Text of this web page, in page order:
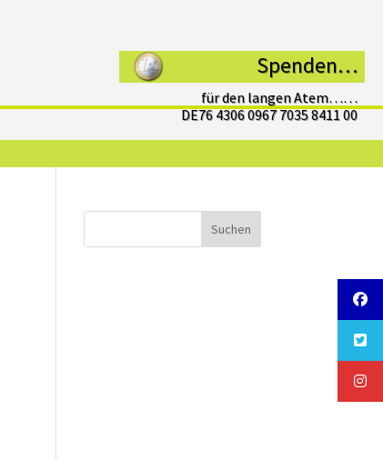
Spenden…
für den langen Atem……
DE76 4306 0967 7035 8411 00
Suchen